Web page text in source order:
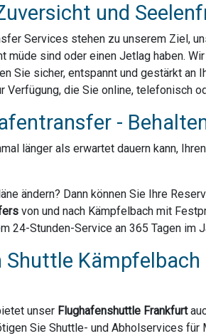
und
Services stehen zu unserem Ziel,
müde sind oder einen Jetlag haben.
Sie sicher, entspannt und gestärkt an
Verfügung, die Sie online, telefonisch
-
länger als erwartet dauern kann,
ändern? Dann können Sie Ihre
von und nach Kämpfelbach mit
24-Stunden-Service an 365 Tagen
Shuttle
unser Flughafenshuttle Frankfurt
Sie Shuttle- und Abholservices